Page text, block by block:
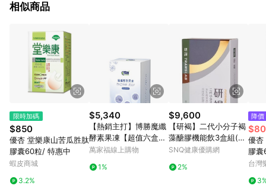
台灣樂天市場，並在同一瀏覽器於24小時內結帳，才享有 LINE
市場 45 天內完成訂單出貨及結帳，則不符合贈點資格。 (4) 如
使用APP、或中途瀏覽比價網、回饋網、Google等其他網頁、或
由網頁版(電腦版/手機版網頁)切換為App都將會造成追蹤中斷而
無法進行 LINE POINTS 回饋。 (5) LINE 購物為購物資訊整合性
平台，商品資料更新會有時間差，如顯示之商品規格、顏色、價
位、贈品與台灣樂天市場銷售網頁不符，以銷售網頁標示為準。
(6) 導購訂單已逾 365 天，根據台灣樂天回饋規定，逾期訂單將
點數回饋或點數回饋有爭議，台灣樂天市場保有更改條款與法律
追訴之權利，活動詳情以樂天市場網站公告為準。
相似商品
限時加碼
$850
優杏 堂樂康山苦瓜胜肽
膠囊60粒/ 特惠中
蝦皮商城
3.2%
$5,340
【熱銷主打】博勝魔纖
酵素果凍【超值六盒
組】
萬家福線上購物
1%
$9,600
【研褐】二代小分子褐
藻醣膠機能飲3盒組(共
45包)獨家組 (液態 喝
SNQ健康優購網
2%
降價
優杏
膠
台灣